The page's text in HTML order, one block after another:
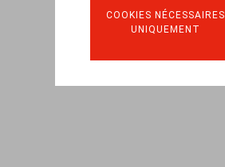
COOKIES NÉCESSAIRES
UNIQUEMENT